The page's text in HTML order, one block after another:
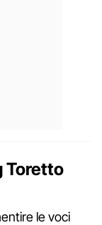
Toretto
le voci